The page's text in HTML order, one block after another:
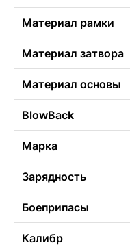
Материал рамки
Материал затвора
Материал основы
BlowBack
Марка
Зарядность
Боеприпасы
Калибр